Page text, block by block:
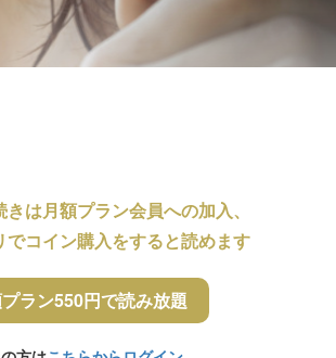
は月額プラン会員への加入、
でコイン購入をすると読めます
ラン550円で読み放題